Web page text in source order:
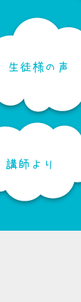
生徒様の声
講師より